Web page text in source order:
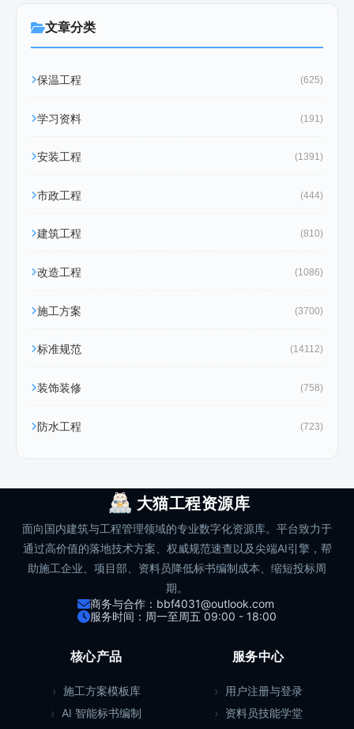
文章分类
保温工程 (625)
学习资料 (191)
安装工程 (1391)
市政工程 (444)
建筑工程 (810)
改造工程 (1086)
施工方案 (3700)
标准规范 (14112)
装饰装修 (758)
防水工程 (723)
大猫工程资源库
面向国内建筑与工程管理领域的专业数字化资源库。平台致力于
通过高价值的落地技术方案、权威规范速查以及尖端AI引擎，帮
助施工企业、项目部、资料员降低标书编制成本、缩短投标周
期。
商务与合作：bbf4031@outlook.com
服务时间：周一至周五 09:00 - 18:00
核心产品
施工方案模板库
AI 智能标书编制
服务中心
用户注册与登录
资料员技能学堂